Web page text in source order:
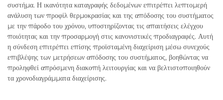
συστήμα. Η ικανότητα καταγραφής δεδομένων επιτρέπει λεπτομερή
ανάλυση των προφίλ θερμοκρασίας και της απόδοσης του συστήματος
με την πάροδο του χρόνου, υποστηρίζοντας τις απαιτήσεις ελέγχου
ποιότητας και την προσαρμογή στις κανονιστικές προδιαγραφές. Αυτή
η σύνδεση επιτρέπει επίσης προϊσταμένη διαχείριση μέσω συνεχούς
επιβλέψης των μετρήσεων απόδοσης του συστήματος, βοηθώντας να
προληφθεί απρόσμενη διακοπή λειτουργίας και να βελτιστοποιηθούν
τα χρονοδιαγράμματα διαχείρισης.